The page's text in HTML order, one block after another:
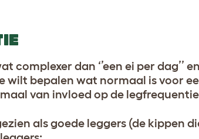
dan ‘’een ei per dag’’
bepalen wat normaal is voor
van invloed op de
als goede leggers (de kippen